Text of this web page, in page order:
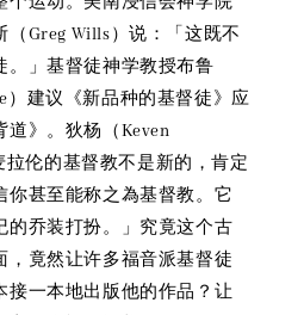
Greg Wills）说：「这既不
。」基督徒神学教授布鲁
）建议《新品种的基督徒》应
》。狄杨（Keven
拉伦的基督教不是新的，肯定
你甚至能称之為基督教。它
的乔装打扮。」究竟这个古
，竟然让许多福音派基督徒
接一本地出版他的作品？让